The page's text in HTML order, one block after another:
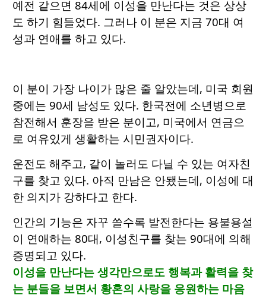
예전 같으면 84세에 이성을 만난다는 것은 상상
도 하기 힘들었다. 그러나 이 분은 지금 70대 여
성과 연애를 하고 있다.
이 분이 가장 나이가 많은 줄 알았는데, 미국 회원
중에는 90세 남성도 있다. 한국전에 소년병으로
참전해서 훈장을 받은 분이고, 미국에서 연금으
로 여유있게 생활하는 시민권자이다.
운전도 해주고, 같이 놀러도 다닐 수 있는 여자친
구를 찾고 있다. 아직 만남은 안됐는데, 이성에 대
한 의지가 강하다고 한다.
인간의 기능은 자꾸 쓸수록 발전한다는 용불용설
이 연애하는 80대, 이성친구를 찾는 90대에 의해
증명되고 있다.
이성을 만난다는 생각만으로도 행복과 활력을 찾
는 분들을 보면서 황혼의 사랑을 응원하는 마음